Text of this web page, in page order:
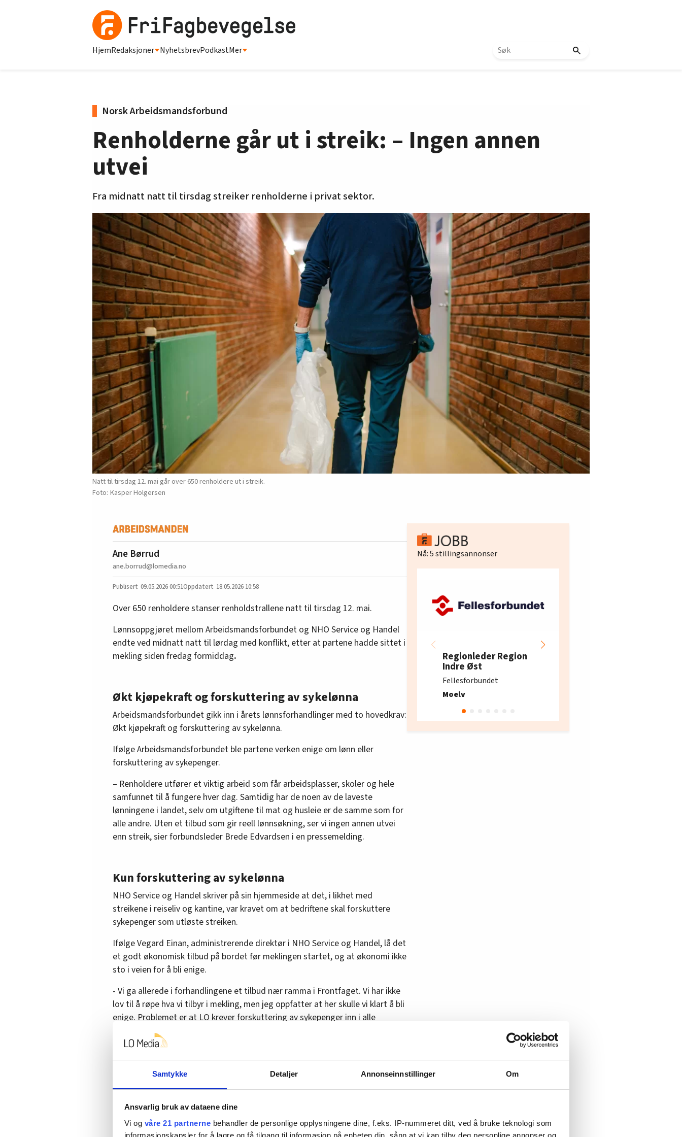
Samtykke Detaljer Annonseinnstillinger Om
Ansvarlig bruk av dataene dine
Vi og våre 21 partnerne behandler de personlige opplysningene dine, f.eks. IP-nummeret ditt, ved å bruke teknologi som
informasjonskapsler for å lagre og få tilgang til informasjon på enheten din, sånn at vi kan tilby deg personlige annonser og
HjemRedaksjoner NyhetsbrevPodkastMer
Norsk Arbeidsmandsforbund
Renholderne går ut i streik: – Ingen annen
utvei
Fra midnatt natt til tirsdag streiker renholderne i privat sektor.
Natt til tirsdag 12. mai går over 650 renholdere ut i streik.
Kasper Holgersen
Ane Børrud
ane.borrud@lomedia.no
09.05.202600:51 18.05.2026 10:58
Over 650 renholdere stanser renholdstrallene natt til tirsdag 12. mai.
Lønnsoppgjøret mellom Arbeidsmandsforbundet og NHO Service og Handel
endte ved midnatt natt til lørdag med konflikt, etter at partene hadde sittet i
mekling siden fredag formiddag.
Økt kjøpekraft og forskuttering av sykelønna
Arbeidsmandsforbundet gikk inn i årets lønnsforhandlinger med to hovedkrav:
Økt kjøpekraft og forskuttering av sykelønna.
Ifølge Arbeidsmandsforbundet ble partene verken enige om lønn eller
forskuttering av sykepenger.
– Renholdere utfører et viktig arbeid som får arbeidsplasser, skoler og hele
samfunnet til å fungere hver dag. Samtidig har de noen av de laveste
lønningene i landet, selv om utgiftene til mat og husleie er de samme som for
alle andre. Uten et tilbud som gir reell lønnsøkning, ser vi ingen annen utvei
enn streik, sier forbundsleder Brede Edvardsen i en pressemelding.
Kun forskuttering av sykelønna
NHO Service og Handel skriver på sin hjemmeside at det, i likhet med
streikene i reiseliv og kantine, var kravet om at bedriftene skal forskuttere
sykepenger som utløste streiken.
Ifølge Vegard Einan, administrerende direktør i NHO Service og Handel, lå det
et godt økonomisk tilbud på bordet før meklingen startet, og at økonomi ikke
sto i veien for å bli enige.
- Vi ga allerede i forhandlingene et tilbud nær ramma i Frontfaget. Vi har ikke
lov til å røpe hva vi tilbyr i mekling, men jeg oppfatter at her skulle vi klart å bli
enige. Problemet er at LO krever forskuttering av sykepenger inn i alle
oppgjør, sier Einan på NHO Service og Handels hjemmeside.
Allerede lørdag morgen går 25 renholdere ut i streik.
Og natt til tirsdag følger 653 etter.
Nå:5stillingsannonser
Regionleder Region
Indre Øst
Fellesforbundet
Moelv